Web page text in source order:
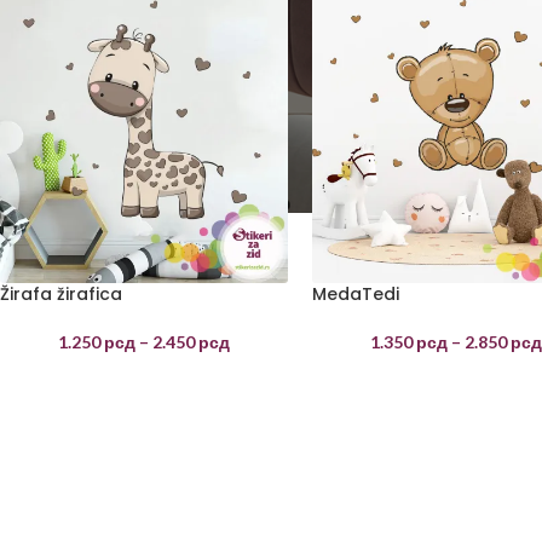
Žirafa žirafica
1.250рсд – 2.450рсд
MedaTedi
1.350рсд – 2.850рсд